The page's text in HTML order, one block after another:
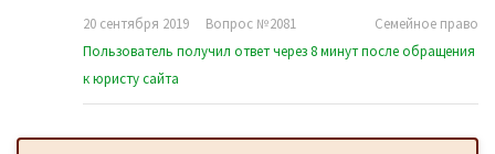
20 сентября 2019 Вопрос №2081
Семейное право
Пользователь получил ответ через 8 минут после обращения
к юристу сайта